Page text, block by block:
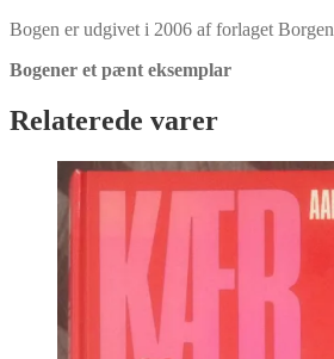
Bogen er udgivet i 2006 af forlaget Borgen
Bogener et pænt eksemplar
Relaterede varer